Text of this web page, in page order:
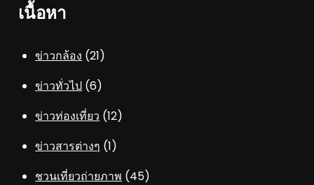
เนื้อหา
ข่าวกล้อง (21)
ข่าวทั่วไป (6)
ข่าวท่องเที่ยว (12)
ข่าวสารต่างๆ (1)
ชวนเที่ยวถ่ายภาพ (45)